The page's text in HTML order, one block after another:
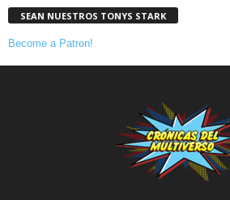
SEAN NUESTROS TONYS STARK
Become a Patron!